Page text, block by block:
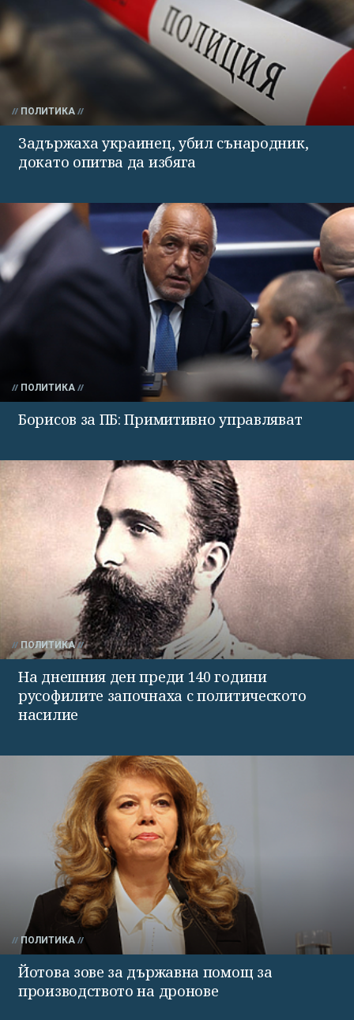
ПОЛИТИКА
Задържаха украинец, убил сънародник,
докато опитва да избяга
ПОЛИТИКА
Борисов за ПБ: Примитивно управляват
ПОЛИТИКА
На днешния ден преди 140 години
русофилите започнаха с политическото
насилие
ПОЛИТИКА
Йотова зове за държавна помощ за
производството на дронове